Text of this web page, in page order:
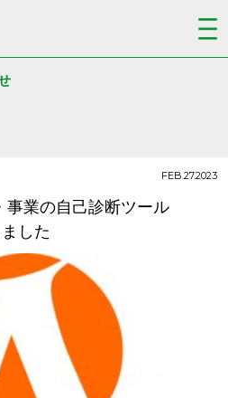
事業の自己診断ツール
した
FEB.27.2023